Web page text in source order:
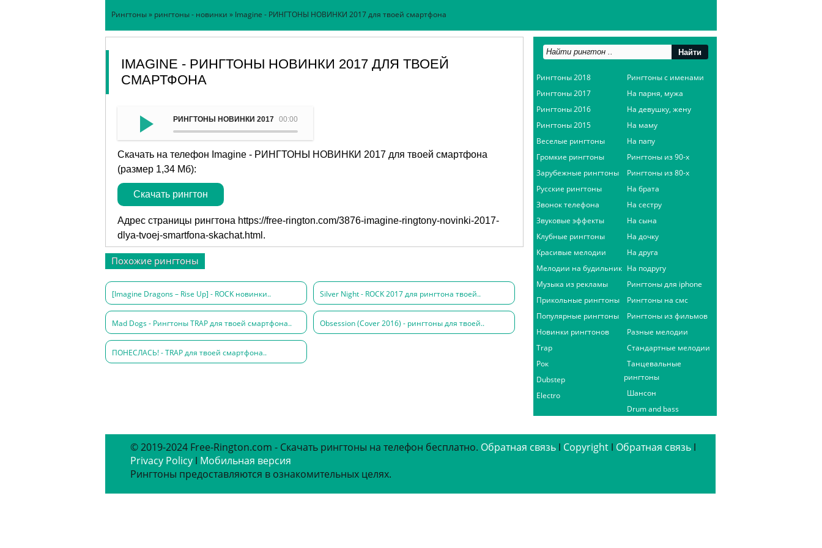
Рингтоны» рингтоны - новинки » Imagine - РИНГТОНЫ НОВИНКИ 2017 для твоей смартфона
IMAGINE - РИНГТОНЫ НОВИНКИ 2017 ДЛЯ ТВОЕЙ
СМАРТФОНА
00:00
РИНГТОНЫ НОВИНКИ 2017 для твоей смартфона - Imagine
Скачать на телефон Imagine - РИНГТОНЫ НОВИНКИ 2017 для твоей смартфона
(размер 1,34 Мб):
Скачать рингтон
Адрес страницы рингтона https://free-rington.com/3876-imagine-ringtony-novinki-2017-
dlya-tvoej-smartfona-skachat.html .
Похожие рингтоны
[Imagine Dragons – Rise Up] - ROCK новинки.. Silver Night - ROCK 2017 для рингтона твоей..
Mad Dogs - Рингтоны TRAP для твоей смартфона.. Obsession (Cover 2016) - рингтоны для твоей..
ПОНЕСЛАСЬ! - TRAP для твоей смартфона..
Рингтоны 2018
Рингтоны 2017
Рингтоны 2016
Рингтоны 2015
Веселые рингтоны
Громкие рингтоны
Зарубежные рингтоны
Русские рингтоны
Звонок телефона
Звуковые эффекты
Клубные рингтоны
Красивые мелодии
Мелодии на будильник
Музыка из рекламы
Прикольные рингтоны
Популярные рингтоны
Новинки рингтонов
Trap
Рок
Dubstep
Electro
Рингтоны с именами
На парня, мужа
На девушку, жену
На маму
На папу
Рингтоны из 90-х
Рингтоны из 80-х
На брата
На сестру
На сына
На дочку
На друга
На подругу
Рингтоны для iphone
Рингтоны на смс
Рингтоны из фильмов
Разные мелодии
Стандартные мелодии
Танцевальные
рингтоны
Шансон
Drum and bass
© 2019-2024 Free-Rington.com - Скачать рингтоны на телефон бесплатно. Обратная связь ǀ Copyright ǀ Обратная связь ǀ
Privacy Policy ǀ Мобильная версия
Рингтоны предоставляются в ознакомительных целях.